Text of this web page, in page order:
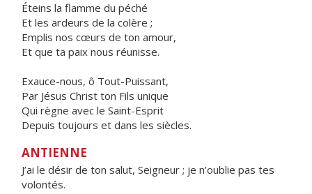
Éteins la flamme du péché
Et les ardeurs de la colère ;
Emplis nos cœurs de ton amour,
Et que ta paix nous réunisse.
Exauce-nous, ô Tout-Puissant,
Par Jésus Christ ton Fils unique
Qui règne avec le Saint-Esprit
Depuis toujours et dans les siècles.
ANTIENNE
J’ai le désir de ton salut, Seigneur ; je n’oublie pas tes
volontés.